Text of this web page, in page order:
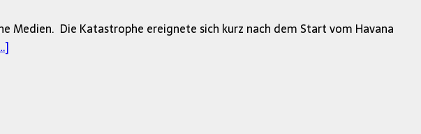
Medien. Die Katastrophe ereignete sich kurz nach dem Start vom Havana